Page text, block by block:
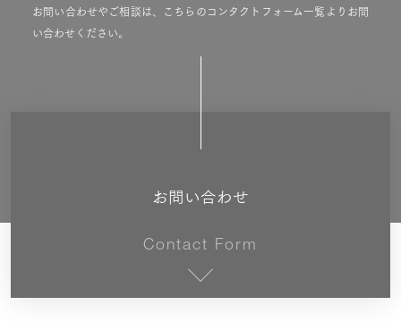
お問い合わせやご相談は、こちらのコンタクトフォーム一覧よりお問
い合わせください。
お問い合わせ
Contact Form